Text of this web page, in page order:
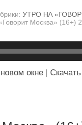
УТРО НА
Москва» (16+)
окне
Скачать